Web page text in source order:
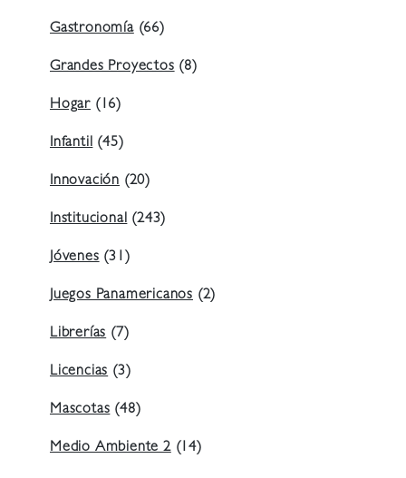
Gastronomía(66)
Grandes Proyectos(8)
Hogar (16)
Infantil(45)
Innovación (20)
Institucional(243)
Jóvenes(31)
Juegos Panamericanos (2)
Librerías(7)
Licencias(3)
Mascotas(48)
Medio Ambiente 2(14)